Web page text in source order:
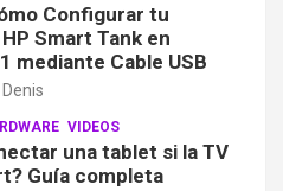
Configurar tu
Smart Tank en
mediante Cable USB
Denis
VIDEOS
una tablet si la TV
Guía completa